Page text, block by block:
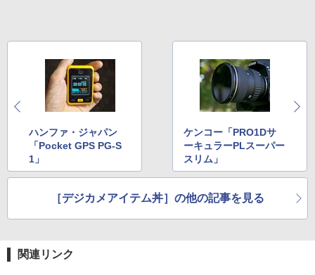
ハンファ・ジャパン
「Pocket GPS PG-S
1」
ケンコー「PRO1Dサ
ーキュラーPLスーパー
スリム」
［デジカメアイテム丼］の他の記事を見る
関連リンク